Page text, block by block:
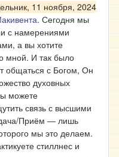
11 ноября, 2024
. Сегодня мы
с намерениями
а вы хотите
мной. И так было
общаться с Богом, Он
духовных
можете
связь с высшими
Приём ― лишь
мы это делаем.
стиллнес и